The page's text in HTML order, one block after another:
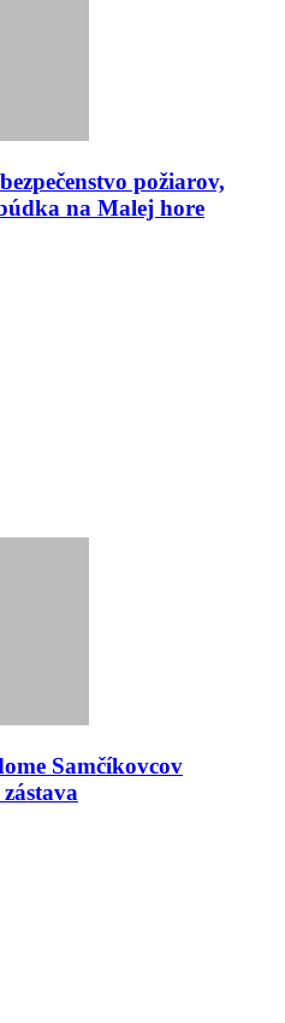
požiarov,
na Malej hore
Samčíkovcov